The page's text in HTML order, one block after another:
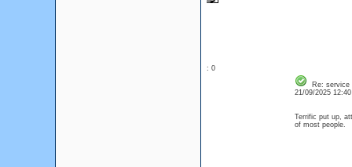
: 0
Re: service
21/09/2025
Terrific put up,
of most